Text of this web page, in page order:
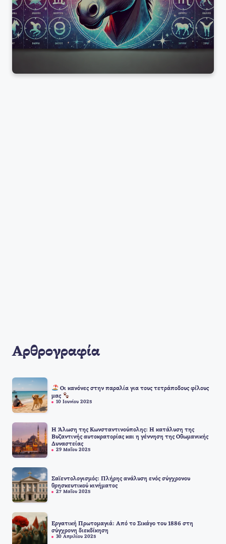
Αρθρογραφία
Οι κανόνες στην παραλία για τους τετράποδους φίλους
μας
10 Ιουνίου 2025
Η Άλωση της Κωνσταντινούπολης: Η κατάλυση της
Βυζαντινής αυτοκρατορίας και η γέννηση της Οθωμανικής
Δυναστείας
29 Μαΐου 2025
Σαϊεντολογισμός: Πλήρης ανάλυση ενός σύγχρονου
θρησκευτικού κινήματος
27 Μαΐου 2025
Εργατική Πρωτομαγιά: Από το Σικάγο του 1886 στη
σύγχρονη διεκδίκηση
30 Απριλίου 2025